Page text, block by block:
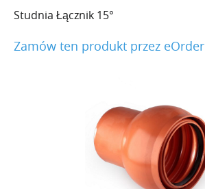
Studnia Łącznik 15°
Zamów ten produkt przez eOrder